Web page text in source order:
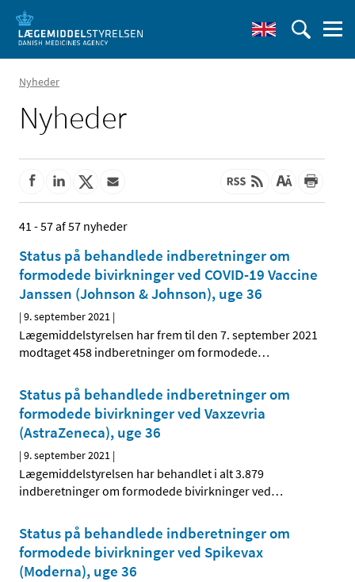
Nyheder
Nyheder
41 - 57 af 57 nyheder
Status på behandlede indberetninger om
formodede bivirkninger ved COVID-19 Vaccine
Janssen (Johnson & Johnson), uge 36
|9. september 2021 |
Lægemiddelstyrelsen har frem til den 7. september 2021
modtaget 458 indberetninger om formodede…
Status på behandlede indberetninger om
formodede bivirkninger ved Vaxzevria
(AstraZeneca), uge 36
|9. september 2021 |
Lægemiddelstyrelsen har behandlet i alt 3.879
indberetninger om formodede bivirkninger ved…
Status på behandlede indberetninger om
formodede bivirkninger ved Spikevax
(Moderna), uge 36